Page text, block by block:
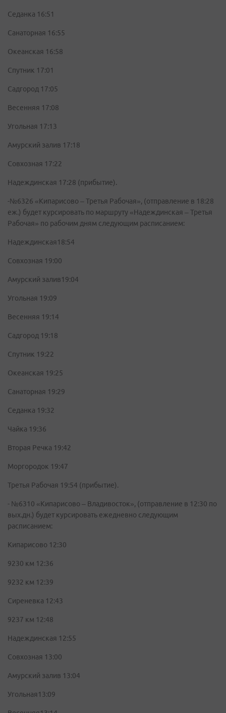
Седанка 16:51
Санаторная 16:55
Океанская 16:58
Спутник 17:01
Садгород 17:05
Весенняя 17:08
Угольная 17:13
Амурский залив 17:18
Совхозная 17:22
Надеждинская 17:28 (прибытие).
-№6326 «Кипарисово – Третья Рабочая», (отправление в 18:28
еж.) будет курсировать по маршруту «Надеждинская – Третья
Рабочая» по рабочим дням следующим расписанием:
Надеждинская18:54
Совхозная 19:00
Амурский залив19:04
Угольная 19:09
Весенняя 19:14
Садгород 19:18
Спутник 19:22
Океанская 19:25
Санаторная 19:29
Седанка 19:32
Чайка 19:36
Вторая Речка 19:42
Моргородок 19:47
Третья Рабочая 19:54 (прибытие).
- №6310 «Кипарисово – Владивосток», (отправление в 12:30 по
вых.дн.) будет курсировать ежедневно следующим
расписанием:
Кипарисово 12:30
9230 км 12:36
9232 км 12:39
Сиреневка 12:43
9237 км 12:48
Надеждинская 12:55
Совхозная 13:00
Амурский залив 13:04
Угольная13:09